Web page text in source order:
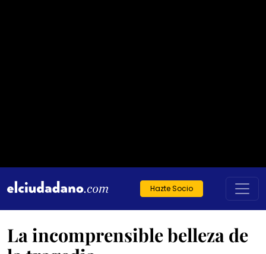
Hazte Socio
La incomprensible belleza de